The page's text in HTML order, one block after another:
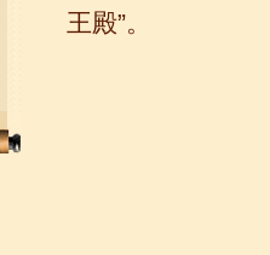
王殿”。